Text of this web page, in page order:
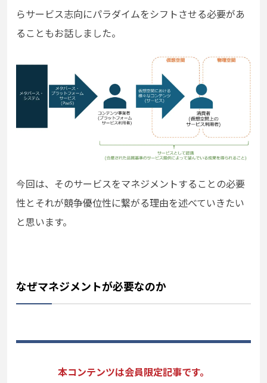
らサービス志向にパラダイムをシフトさせる必要があ
ることもお話しました。
今回は、そのサービスをマネジメントすることの必要
性とそれが競争優位性に繋がる理由を述べていきたい
と思います。
なぜマネジメントが必要なのか
本コンテンツは会員限定記事です。